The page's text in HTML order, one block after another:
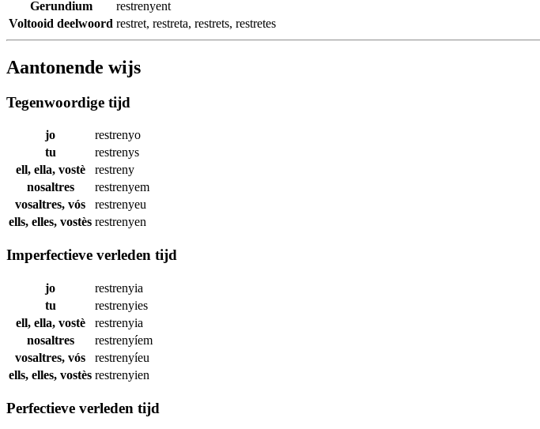
Gerundium
restrenyent
Voltooid deelwoord restret, restreta, restrets, restretes
Aantonende wijs
Tegenwoordige tijd
jo
restrenyo
tu
restrenys
ell, ella, vostè
restreny
nosaltres
restrenyem
vosaltres, vós
restrenyeu
ells, elles, vostès restrenyen
Imperfectieve verleden tijd
jo
restrenyia
tu
restrenyies
ell, ella, vostè
restrenyia
nosaltres
restrenyíem
vosaltres, vós
restrenyíeu
ells, elles, vostès restrenyien
Perfectieve verleden tijd